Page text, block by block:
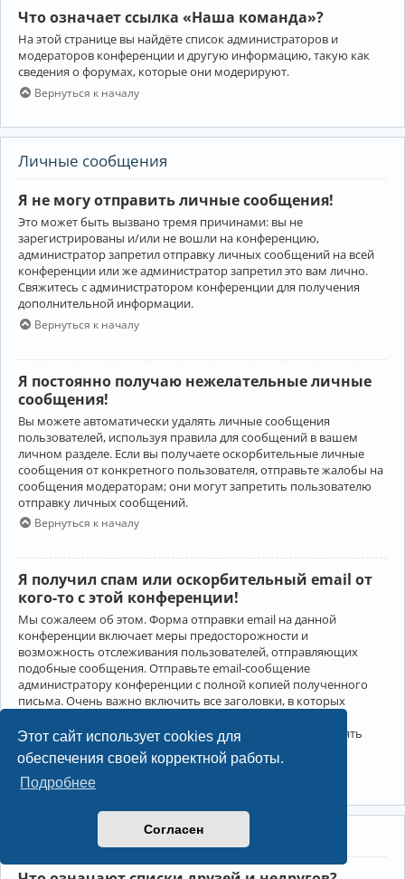
Этот сайт использует cookies для
обеспечения своей корректной работы.
Подробнее
Согласен
Что означает ссылка «Наша команда»?
На этой странице вы найдёте список администраторов и
модераторов конференции и другую информацию, такую как
сведения о форумах, которые они модерируют.
Вернуться к началу
Личные сообщения
Я не могу отправить личные сообщения!
Это может быть вызвано тремя причинами: вы не
зарегистрированы и/или не вошли на конференцию,
администратор запретил отправку личных сообщений на всей
конференции или же администратор запретил это вам лично.
Свяжитесь с администратором конференции для получения
дополнительной информации.
Вернуться к началу
Я постоянно получаю нежелательные личные
сообщения!
Вы можете автоматически удалять личные сообщения
пользователей, используя правила для сообщений в вашем
личном разделе. Если вы получаете оскорбительные личные
сообщения от конкретного пользователя, отправьте жалобы на
сообщения модераторам; они могут запретить пользователю
отправку личных сообщений.
Вернуться к началу
Я получил спам или оскорбительный email от
кого-то с этой конференции!
Мы сожалеем об этом. Форма отправки email на данной
конференции включает меры предосторожности и
возможность отслеживания пользователей, отправляющих
подобные сообщения. Отправьте email-сообщение
администратору конференции с полной копией полученного
письма. Очень важно включить все заголовки, в которых
Администратор конференции сможет в этом случае принять
меры.
Друзья и недруги